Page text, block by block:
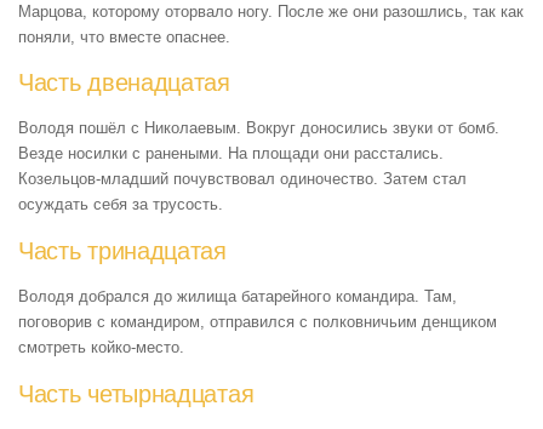
Марцова, которому оторвало ногу. После же они разошлись, так как
поняли, что вместе опаснее.
Часть двенадцатая
Володя пошёл с Николаевым. Вокруг доносились звуки от бомб.
Везде носилки с ранеными. На площади они расстались.
Козельцов-младший почувствовал одиночество. Затем стал
осуждать себя за трусость.
Часть тринадцатая
Володя добрался до жилища батарейного командира. Там,
поговорив с командиром, отправился с полковничьим денщиком
смотреть койко-место.
Часть четырнадцатая